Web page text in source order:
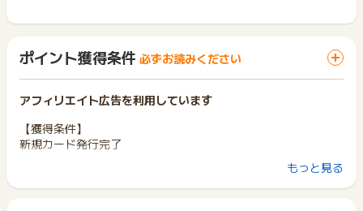
ポイント獲得条件 必ずお読みください
アフィリエイト広告を利用しています
【獲得条件】
新規カード発行完了
・当ページ以外からの申し込み、既存会員による申し込み、虚
もっと見る